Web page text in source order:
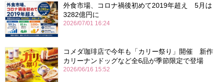
外食市場、コロナ禍後初めて2019年超え 5月は
3282億円に
2026/07/01 16:24
コメダ珈琲店で今年も「カリー祭り」開催 新作
カリーナンドッグなど全6品が季節限定で登場
2026/06/16 15:52